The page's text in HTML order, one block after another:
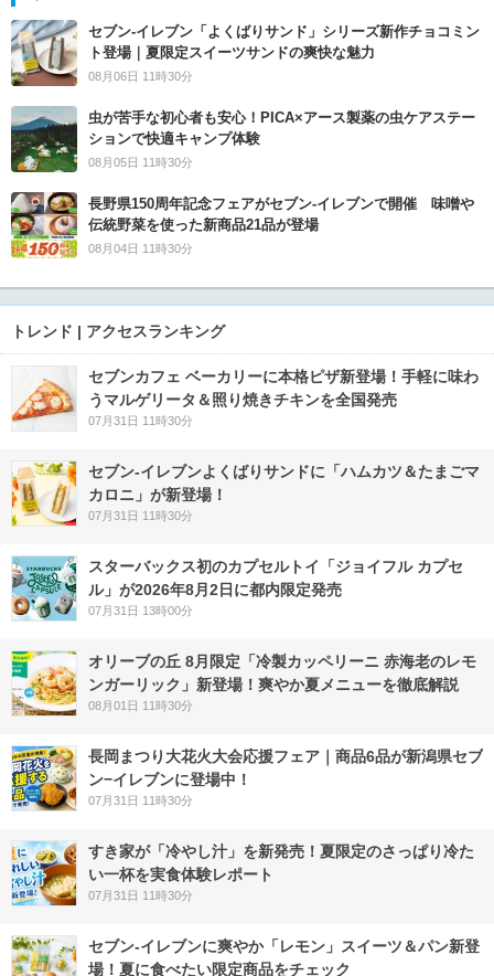
セブン‐イレブン「よくばりサンド」シリーズ新作チョコミン
ト登場｜夏限定スイーツサンドの爽快な魅力
08月06日 11時30分
虫が苦手な初心者も安心！PICA×アース製薬の虫ケアステー
ションで快適キャンプ体験
08月05日 11時30分
長野県150周年記念フェアがセブン-イレブンで開催 味噌や
伝統野菜を使った新商品21品が登場
08月04日 11時30分
トレンド | アクセスランキング
セブンカフェ ベーカリーに本格ピザ新登場！手軽に味わ
うマルゲリータ＆照り焼きチキンを全国発売
07月31日 11時30分
セブン‐イレブンよくばりサンドに「ハムカツ＆たまごマ
カロニ」が新登場！
07月31日 11時30分
スターバックス初のカプセルトイ「ジョイフル カプセ
ル」が2026年8月2日に都内限定発売
07月31日 13時00分
オリーブの丘 8月限定「冷製カッペリーニ 赤海老のレモ
ンガーリック」新登場！爽やか夏メニューを徹底解説
08月01日 11時30分
長岡まつり大花火大会応援フェア｜商品6品が新潟県セブ
ン−イレブンに登場中！
07月31日 11時30分
すき家が「冷やし汁」を新発売！夏限定のさっぱり冷た
い一杯を実食体験レポート
07月31日 11時30分
セブン‐イレブンに爽やか「レモン」スイーツ＆パン新登
場！夏に食べたい限定商品をチェック